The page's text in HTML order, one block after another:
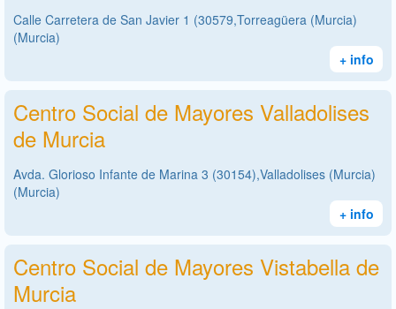
Calle Carretera de San Javier 1 (30579,Torreagüera (Murcia)
(Murcia)
+ info
Centro Social de Mayores Valladolises
de Murcia
Avda. Glorioso Infante de Marina 3 (30154),Valladolises (Murcia)
(Murcia)
+ info
Centro Social de Mayores Vistabella de
Murcia